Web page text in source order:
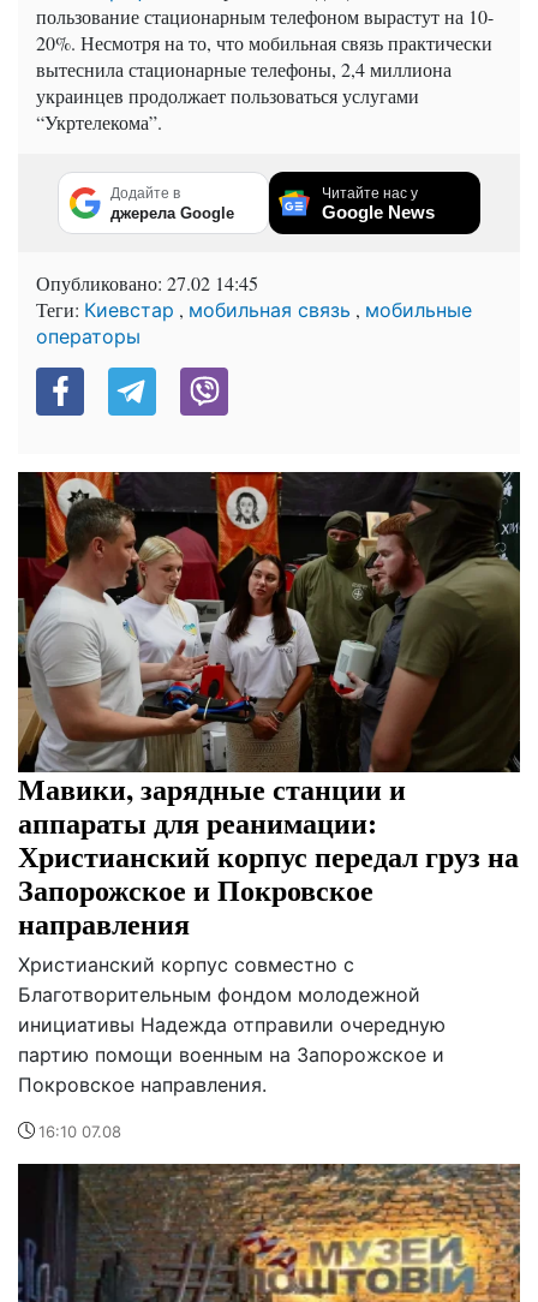
пользование стационарным телефоном вырастут на 10-
20%. Несмотря на то, что мобильная связь практически
вытеснила стационарные телефоны, 2,4 миллиона
украинцев продолжает пользоваться услугами
“Укртелекома”.
Додайте в
джерела Google
Читайте нас у
Google News
Опубликовано: 27.02 14:45
Теги: Киевстар , мобильная связь , мобильные
операторы
Мавики, зарядные станции и
аппараты для реанимации:
Христианский корпус передал груз на
Запорожское и Покровское
направления
Христианский корпус совместно с
Благотворительным фондом молодежной
инициативы Надежда отправили очередную
партию помощи военным на Запорожское и
Покровское направления.
16:10 07.08